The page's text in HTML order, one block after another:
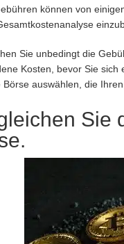
können von
Sie unbedingt die
Kosten, bevor Sie sich
Börse auswählen, die
Sie